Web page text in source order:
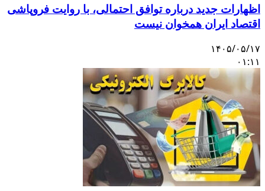
اظهارات جدید درباره توافق احتمالی، با روایت فروپاشی
اقتصاد ایران همخوان نیست
۱۴۰۵/۰۵/۱۷
۰۱:۱۱